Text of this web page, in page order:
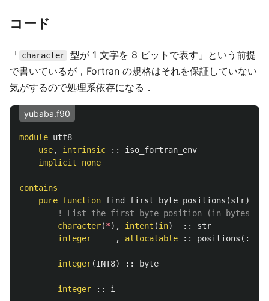
コード
「 character 型が 1 文字を 8 ビットで表す」という前提
で書いているが，Fortran の規格はそれを保証していない
気がするので処理系依存になる．
yubaba.f90
module utf8
use, intrinsic ::
iso_fortran_env
implicit
none
contains
pure function find_first_byte_positions (str)
! List the first byte position (in bytes) of
character(*), intent (in) ::
str
integer
, allocatable :: positions (:)
integer(INT8) :: byte
integer :: i